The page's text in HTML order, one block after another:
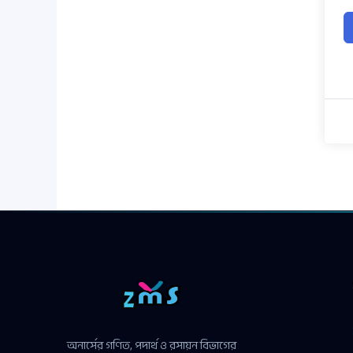
অনার্সের গণিত, পদার্থ ও রসায়ন বিভাগের